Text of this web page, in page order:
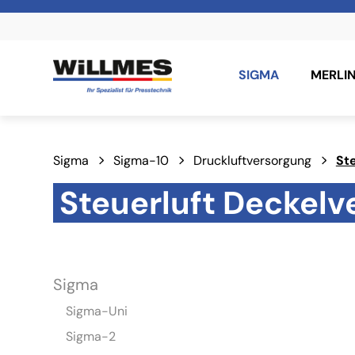
SIGMA
Sigma Sigma-10 Druckluftversorgung
Steuerluft
Sigma
Sigma-Uni
Sigma-2